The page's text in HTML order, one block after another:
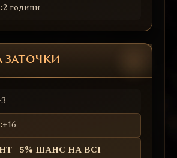
2 години
ЗАТОЧКИ
+16
+5% ШАНС НА ВСІ